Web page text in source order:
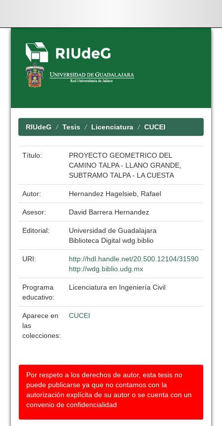
Skip
navigation
RIUdeG Tesis Licenciatura CUCEI
Título:
PROYECTO GEOMETRICO DEL
CAMINO TALPA - LLANO GRANDE,
SUBTRAMO TALPA - LA CUESTA
Autor: Hernandez Hagelsieb, Rafael
Asesor: David Barrera Hernandez
Editorial:
Universidad de Guadalajara
Biblioteca Digital wdg.biblio
URI:
http://hdl.handle.net/20.500.12104/31590
http://wdg.biblio.udg.mx
Programa
educativo:
Licenciatura en Ingeniería Civil
Aparece en
las
colecciones:
CUCEI
Por respeto a los derechos de autor, esta tesis no
puede publicarse ya que no contamos con la
autorización explícita de su autor o se cuenta con un
convenio de confidencialidad